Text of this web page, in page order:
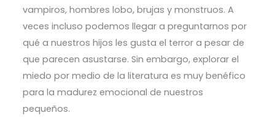
vampiros, hombres lobo, brujas y monstruos. A
veces incluso podemos llegar a preguntarnos por
qué a nuestros hijos les gusta el terror a pesar de
que parecen asustarse. Sin embargo, explorar el
miedo por medio de la literatura es muy benéfico
para la madurez emocional de nuestros
pequeños.